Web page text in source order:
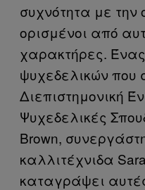
συχνότητα με την
ορισμένοι από
χαρακτήρες.
ψυχεδελικών που
Διεπιστημονική
Ψυχεδελικές
Brown,
καλλιτέχνιδα
καταγράψει